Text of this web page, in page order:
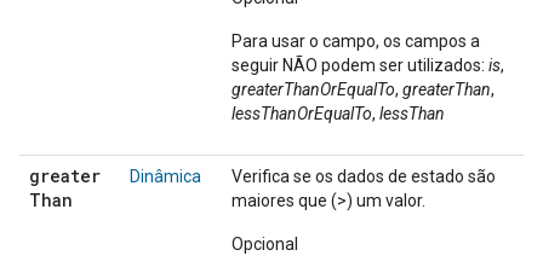
Para usar o campo, os campos a
seguir NÃO podem ser utilizados: is,
greaterThanOrEqualTo, greaterThan,
lessThanOrEqualTo, lessThan
greater
Than
Dinâmica
Verifica se os dados de estado são
maiores que (>) um valor.
Opcional